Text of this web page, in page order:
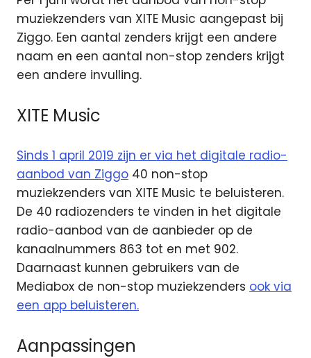
muziekzenders van XITE Music aangepast bij
Ziggo. Een aantal zenders krijgt een andere
naam en een aantal non-stop zenders krijgt
een andere invulling.
XITE Music
Sinds 1 april 2019 zijn er via het digitale radio-
aanbod van Ziggo 40 non-stop
muziekzenders van XITE Music te beluisteren.
De 40 radiozenders te vinden in het digitale
radio-aanbod van de aanbieder op de
kanaalnummers 863 tot en met 902.
Daarnaast kunnen gebruikers van de
Mediabox de non-stop muziekzenders ook via
een app beluisteren.
Aanpassingen